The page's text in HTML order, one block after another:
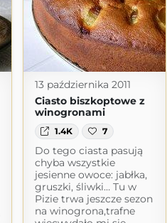
13 października 2011
Ciasto biszkoptowe z
winogronami
1.4K 7
Do tego ciasta pasują
chyba wszystkie
jesienne owoce: jabłka,
gruszki, śliwki… Tu w
Pizie trwa jeszcze sezon
na winogrona,trafne